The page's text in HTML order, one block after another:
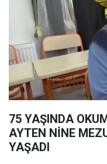
75 YAŞINDA
AYTEN NİNE
YAŞADI